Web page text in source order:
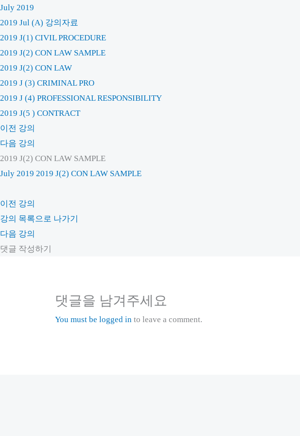
July 2019
2019 Jul (A) 강의자료
2019 J(1) CIVIL PROCEDURE
2019 J(2) CON LAW SAMPLE
2019 J(2) CON LAW
2019 J (3) CRIMINAL PRO
2019 J (4) PROFESSIONAL RESPONSIBILITY
2019 J(5 ) CONTRACT
이전 강의
다음 강의
2019 J(2) CON LAW SAMPLE
July 2019 2019 J(2) CON LAW SAMPLE
이전 강의
강의 목록으로 나가기
다음 강의
댓글 작성하기
댓글을 남겨주세요
You must be logged in to leave a comment.